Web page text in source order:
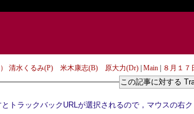
） 清水くるみ(P) 米木康志(B) 原大力(Dr)| Main| ８月１
この記事に対する